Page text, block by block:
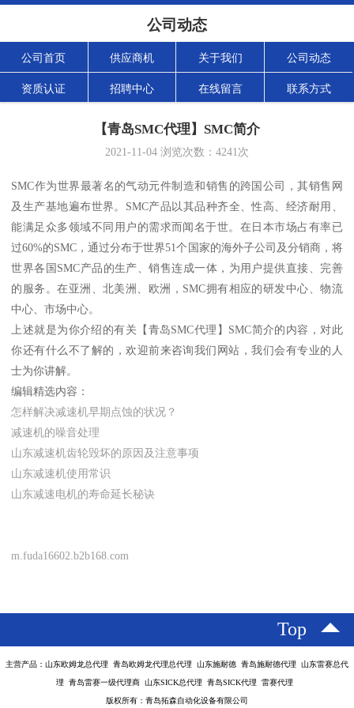
公司动态
公司首页 供应商机 关于我们 公司动态
资质认证 招聘中心 在线留言 联系方式
【青岛SMC代理】SMC简介
2021-11-04 浏览次数： 4241次
SMC作为世界最著名的气动元件制造和销售的跨国公司，其销售网
及生产基地遍布世界。SMC产品以其品种齐全、性高、经济耐用、
能满足众多领域不同用户的需求而闻名于世。在日本市场占有率已
过60%的SMC，通过分布于世界51个国家的海外子公司及分销商，将
世界各国SMC产品的生产、销售连成一体，为用户提供直接、完善
的服务。在亚洲、北美洲、欧洲，SMC拥有相应的研发中心、物流
中心、市场中心。
上述就是为你介绍的有关【青岛SMC代理】SMC简介的内容，对此
你还有什么不了解的，欢迎前来咨询我们网站，我们会有专业的人
士为你讲解。
编辑精选内容：
怎样解决减速机早期点蚀的状况？
减速机的噪音处理
山东减速机齿轮毁坏的原因及注意事项
山东减速机使用常识
山东减速电机的寿命延长秘诀
m.fuda16602.b2b168.com
Top
主营产品：山东欧姆龙总代理 青岛欧姆龙代理总代理 山东施耐德 青岛施耐德代理 山东雷赛总代
理 青岛雷赛一级代理商 山东SICK总代理 青岛SICK代理 雷赛代理
版权所有：青岛拓森自动化设备有限公司